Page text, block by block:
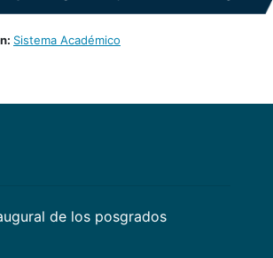
Sistema Académico
de los posgrados